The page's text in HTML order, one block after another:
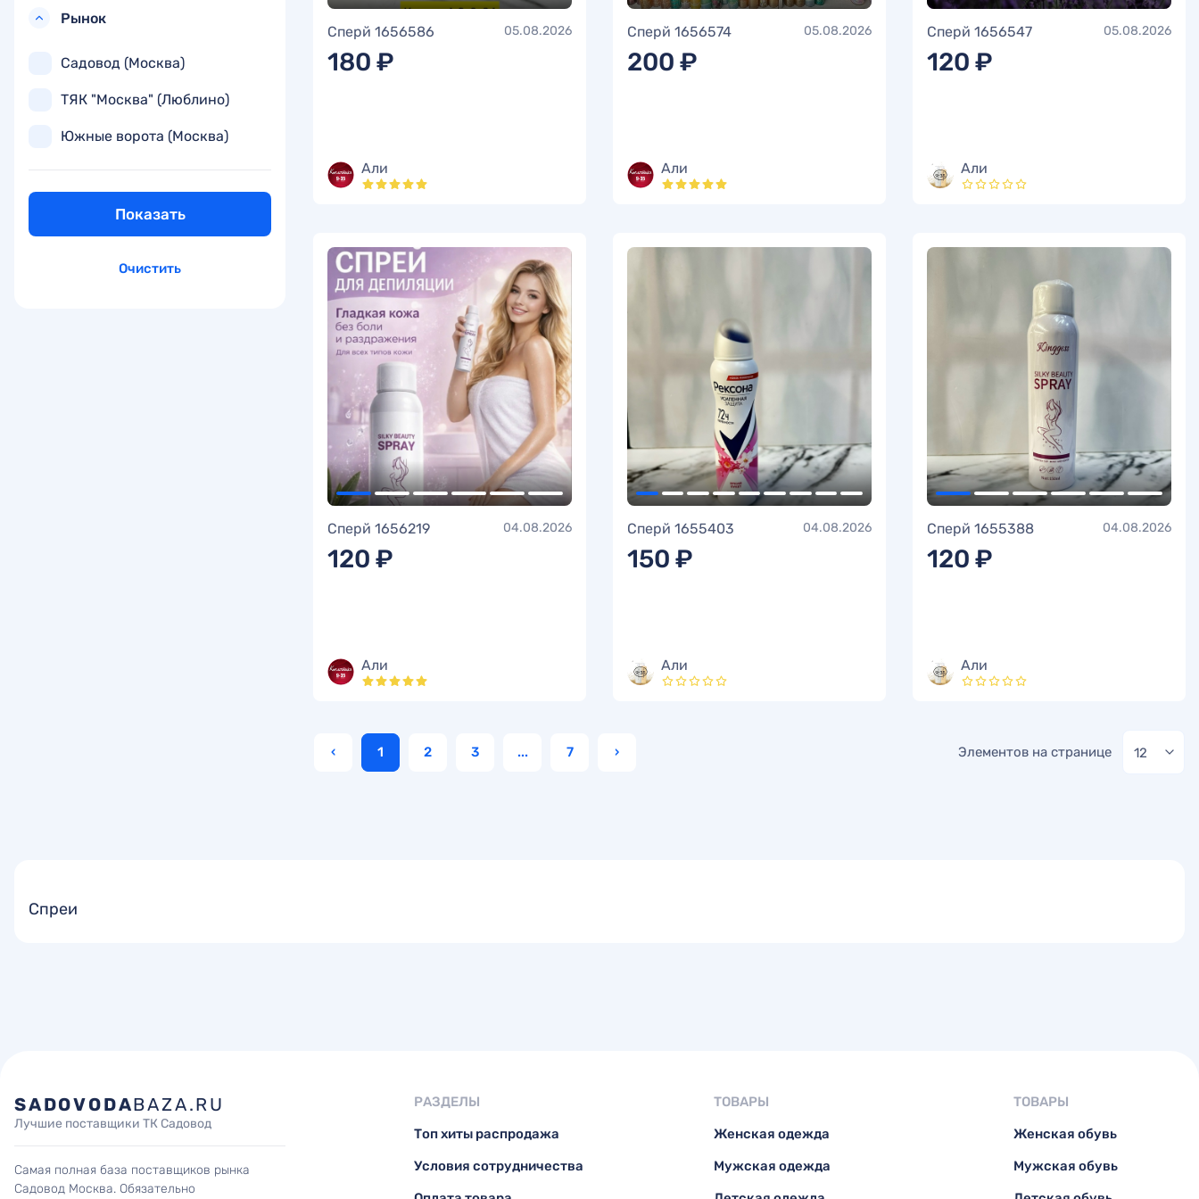
Рынок
Садовод (Москва)
ТЯК "Москва" (Люблино)
Южные ворота (Москва)
Показать
Очистить
Сперй 1656586 05.08.2026
180 ₽
Али
Сперй 1656574 05.08.2026
200 ₽
Али
Сперй 1656547 05.08.2026
120 ₽
Али
Сперй 1656219 04.08.2026
120 ₽
Али
Сперй 1655403 04.08.2026
150 ₽
Али
Сперй 1655388 04.08.2026
120 ₽
Али
‹ 1 2 3 ... 7 › Элементов на странице 12
Спреи
SADOVODABAZA.RU
Лучшие поставщики ТК Садовод
Самая полная база поставщиков рынка
Садовод Москва. Обязательно
РАЗДЕЛЫ
Топ хиты распродажа
Условия сотрудничества
ТОВАРЫ
Женская одежда
Мужская одежда
ТОВАРЫ
Женская обувь
Мужская обувь